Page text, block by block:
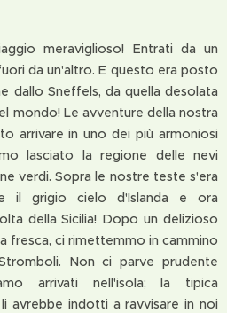
meraviglioso! Entrati da un
da un'altro. E questo era posto
dallo Sneffels, da quella desolata
mondo! Le avventure della nostra
arrivare in uno dei più armoniosi
lasciato la regione delle nevi
verdi. Sopra le nostre teste s'era
il grigio cielo d'Islanda e ora
della Sicilia! Dopo un delizioso
fresca, ci rimettemmo in cammino
Non ci parve prudente
arrivati nell'isola; la tipica
avrebbe indotti a ravvisare in noi